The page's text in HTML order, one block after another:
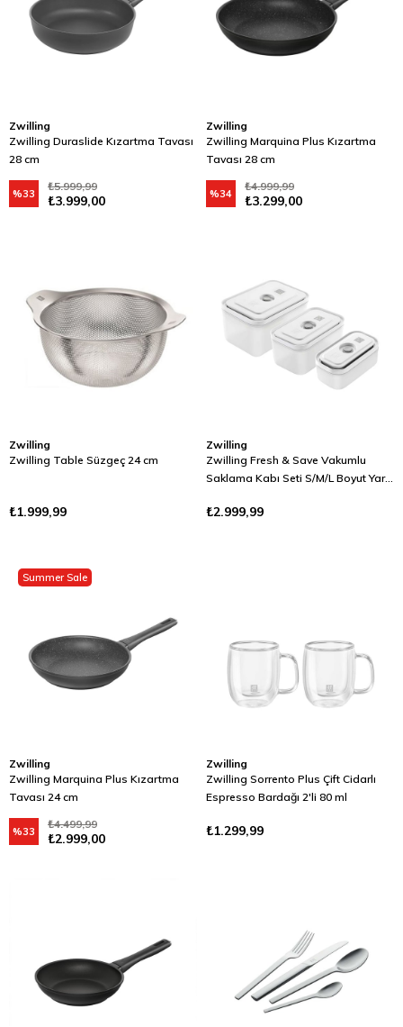
Zwilling
Zwilling Duraslide Kızartma Tavası
28 cm
₺3.999,00
₺5.999,99
%33
Zwilling
Zwilling Marquina Plus Kızartma
Tavası 28 cm
₺3.299,00
₺4.999,99
%34
Zwilling
Zwilling Table Süzgeç 24 cm
₺1.999,99
Zwilling
Zwilling Fresh & Save Vakumlu
Saklama Kabı Seti S/M/L Boyut Yarı
₺2.999,99
Zwilling
Zwilling Marquina Plus Kızartma
Tavası 24 cm
₺2.999,00
₺4.499,99
%33
Summer Sale
Zwilling
Zwilling Sorrento Plus Çift Cidarlı
Espresso Bardağı 2'li 80 ml
₺1.299,99